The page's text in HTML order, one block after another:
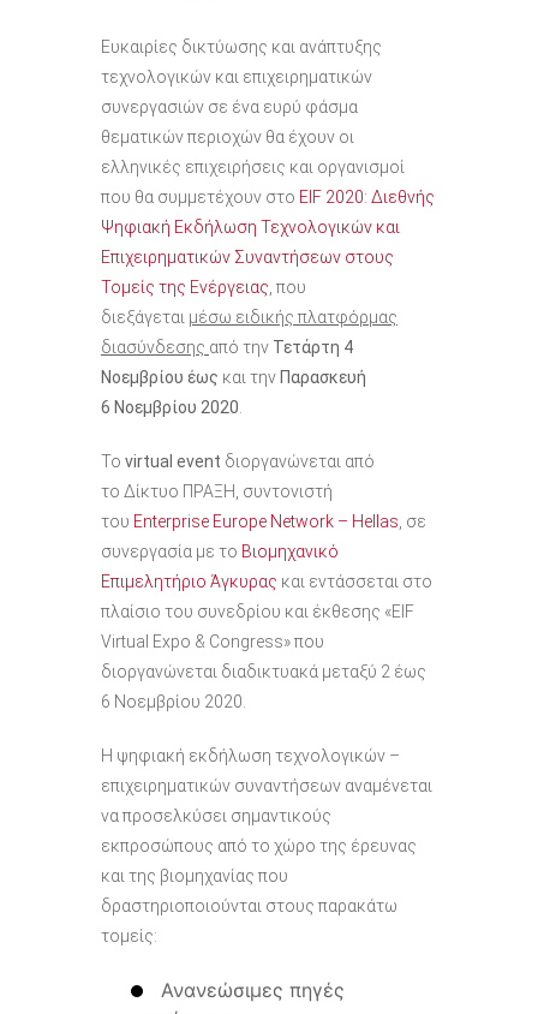
Ευκαιρίες δικτύωσης και ανάπτυξης
τεχνολογικών και επιχειρηματικών
συνεργασιών σε ένα ευρύ φάσμα
θεματικών περιοχών θα έχουν οι
ελληνικές επιχειρήσεις και οργανισμοί
που θα συμμετέχουν στο EΙF 2020: Διεθνής
Ψηφιακή Εκδήλωση Τεχνολογικών και
Επιχειρηματικών Συναντήσεων στους
Τομείς της Ενέργειας, που
διεξάγεται μέσω ειδικής πλατφόρμας
διασύνδεσης από την Τετάρτη 4
Νοεμβρίου έως και την Παρασκευή
6 Νοεμβρίου 2020.
Το virtual event διοργανώνεται από
το Δίκτυο ΠΡΑΞΗ, συντονιστή
του Enterprise Europe Network – Hellas, σε
συνεργασία με το Βιομηχανικό
Επιμελητήριο Άγκυρας και εντάσσεται στο
πλαίσιο του συνεδρίου και έκθεσης «EIF
Virtual Expo & Congress» που
διοργανώνεται διαδικτυακά μεταξύ 2 έως
6 Νοεμβρίου 2020.
Η ψηφιακή εκδήλωση τεχνολογικών –
επιχειρηματικών συναντήσεων αναμένεται
να προσελκύσει σημαντικούς
εκπροσώπους από το χώρο της έρευνας
και της βιομηχανίας που
δραστηριοποιούνται στους παρακάτω
τομείς:
Ανανεώσιμες πηγές